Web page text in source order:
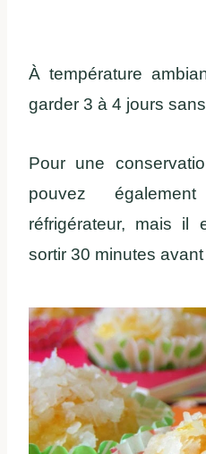
À température
garder 3 à 4 jours
Pour une
pouvez
réfrigérateur, mais il
sortir 30 minutes